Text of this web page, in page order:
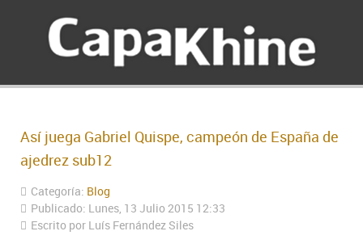
Así juega Gabriel Quispe, campeón de España de
ajedrez sub12
Categoría: Blog
Publicado: Lunes, 13 Julio 2015 12:33
Escrito por Luís Fernández Siles